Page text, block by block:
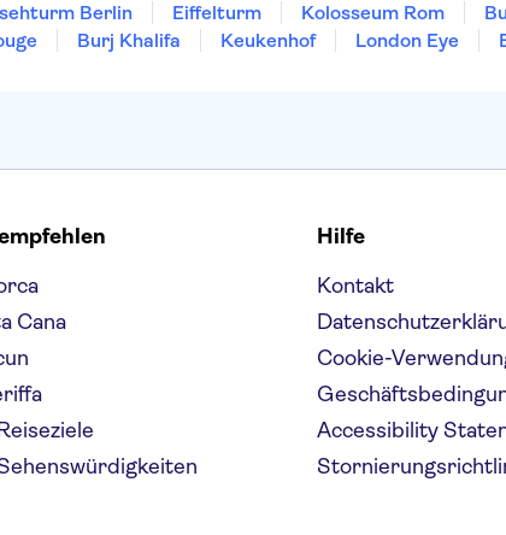
Berlin Eiffelturm Kolosseum Rom
Burj Khalifa Keukenhof London Eye
Cana
Hilfe
Kontakt
Cookie-
Accessibility